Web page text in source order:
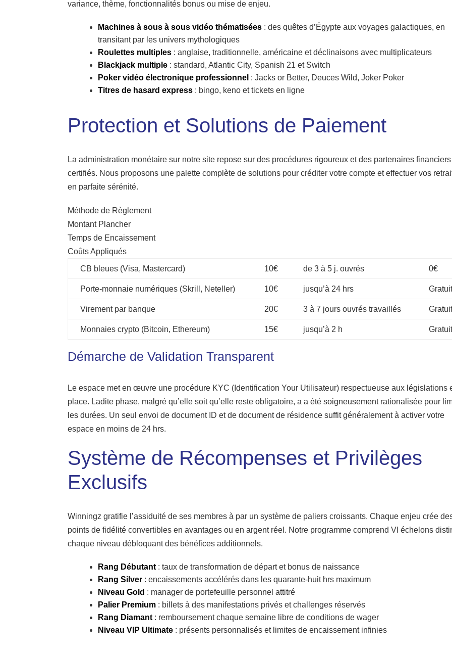
variance, thème, fonctionnalités bonus ou mise de enjeu.
Machines à sous à sous vidéo thématisées : des quêtes d’Égypte aux voyages galactiques, en
transitant par les univers mythologiques
Roulettes multiples : anglaise, traditionnelle, américaine et déclinaisons avec multiplicateurs
Blackjack multiple : standard, Atlantic City, Spanish 21 et Switch
Poker vidéo électronique professionnel : Jacks or Better, Deuces Wild, Joker Poker
Titres de hasard express : bingo, keno et tickets en ligne
Protection et Solutions de Paiement
La administration monétaire sur notre site repose sur des procédures rigoureux et des partenaires financiers
certifiés. Nous proposons une palette complète de solutions pour créditer votre compte et effectuer vos
en parfaite sérénité.
Méthode de Règlement
Montant Plancher
Temps de Encaissement
Coûts Appliqués
CB bleues (Visa, Mastercard)
10€ de 3 à 5 j. ouvrés 0€
Porte-monnaie numériques (Skrill, Neteller) 10€ jusqu’à 24 hrs
Virement par banque 20€ 3 à 7 jours ouvrés travaillés
Monnaies crypto (Bitcoin, Ethereum) 15€ jusqu’à 2 h
Démarche de Validation Transparent
Le espace met en œuvre une procédure KYC (Identification Your Utilisateur) respectueuse aux législations
place. Ladite phase, malgré qu’elle soit qu’elle reste obligatoire, a a été soigneusement rationalisée pour
les durées. Un seul envoi de document ID et de document de résidence suffit généralement à activer votre
espace en moins de 24 hrs.
Système de Récompenses et Privilèges
Exclusifs
Winningz gratifie l’assiduité de ses membres à par un système de paliers croissants. Chaque enjeu crée
points de fidélité convertibles en avantages ou en argent réel. Notre programme comprend VI échelons
chaque niveau débloquant des bénéfices additionnels.
Rang Débutant : taux de transformation de départ et bonus de naissance
Rang Silver : encaissements accélérés dans les quarante-huit hrs maximum
Niveau Gold : manager de portefeuille personnel attitré
Palier Premium : billets à des manifestations privés et challenges réservés
Rang Diamant : remboursement chaque semaine libre de conditions de wager
Niveau VIP Ultimate : présents personnalisés et limites de encaissement infinies